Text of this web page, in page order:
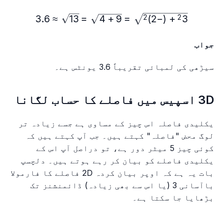
\sqrt{3^2+(-2)^2}=\sqrt{9+4}=\sqrt{13}\approx 3.6 3
2
+
(
−
2
)
2
=
9
+
4
=
13
≈
3.6
جواب
سیڑھی کی لمبائی تقریباً 3.6 یونٹس ہے۔
3D اسپیس میں فاصلے کا حساب لگانا
یکلیدی فاصلہ اس چیز کے مساوی ہے جسے زیادہ تر
لوگ محض "فاصلہ" کہتے ہیں۔ جب آپ کہتے ہیں کہ
کوئی چیز 5 میٹر دور ہے، تو دراصل آپ اس کے
یکلیدی فاصلے کو بیان کر رہے ہوتے ہیں۔ دلچسپ
بات یہ ہے کہ اوپر بیان کردہ 2D فاصلے کا فارمولا
باآسانی 3 (یا اس سے بھی زیادہ) ڈائمنشنز تک
بڑھایا جا سکتا ہے۔